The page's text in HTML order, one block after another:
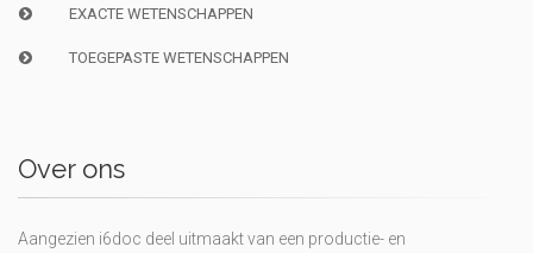
EXACTE WETENSCHAPPEN
TOEGEPASTE WETENSCHAPPEN
Over ons
Aangezien i6doc deel uitmaakt van een productie- en